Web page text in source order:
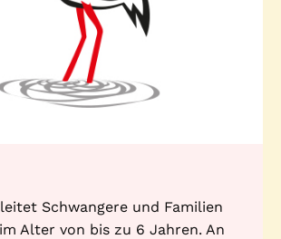
Schwangere und Familien
Alter von bis zu 6 Jahren. An